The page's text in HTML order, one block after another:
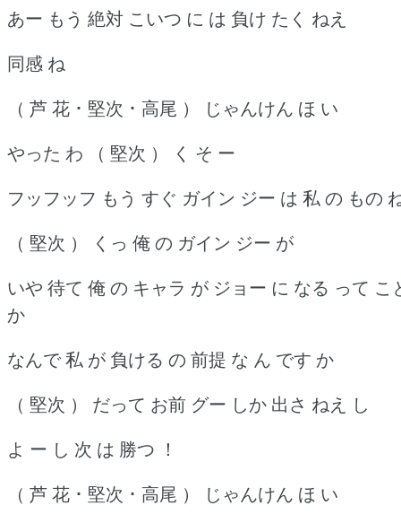
あー もう 絶対 こいつ に は 負け たく ねえ
同感 ね
（ 芦 花 ･ 堅次 ･ 高尾 ） じゃんけん ほ い
やった わ （ 堅次 ） く そ ー
フッフッフ もう すぐ ガイン ジー は 私 の もの
（ 堅次 ） くっ 俺 の ガイン ジー が
いや 待て 俺 の キャラ が ジョー に なる って こ
か
なんで 私 が 負ける の 前提 な ん です か
（ 堅次 ） だって お前 グー しか 出さ ねえ し
よ ー し 次 は 勝つ ！
（ 芦 花 ･ 堅次 ･ 高尾 ） じゃんけん ほ い